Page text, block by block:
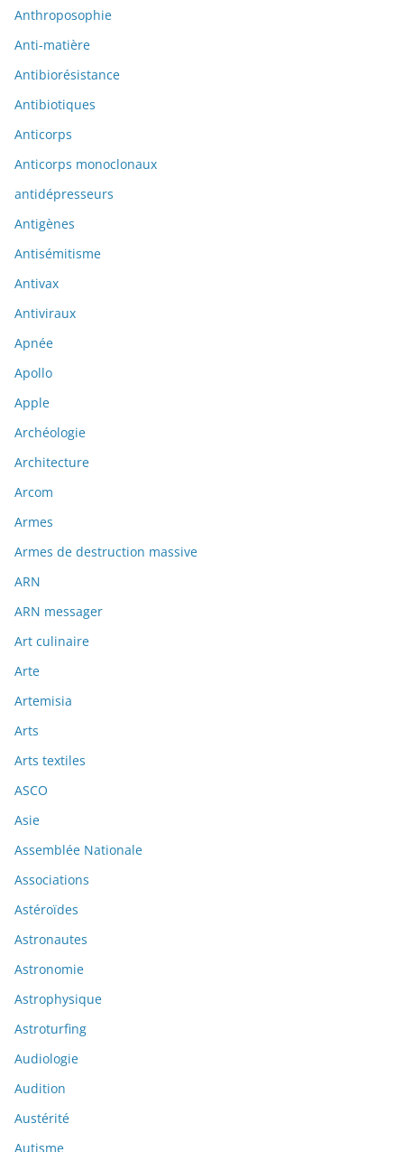
Anthroposophie
Anti-matière
Antibiorésistance
Antibiotiques
Anticorps
Anticorps monoclonaux
antidépresseurs
Antigènes
Antisémitisme
Antivax
Antiviraux
Apnée
Apollo
Apple
Archéologie
Architecture
Arcom
Armes
Armes de destruction massive
ARN
ARN messager
Art culinaire
Arte
Artemisia
Arts
Arts textiles
ASCO
Asie
Assemblée Nationale
Associations
Astéroïdes
Astronautes
Astronomie
Astrophysique
Astroturfing
Audiologie
Audition
Austérité
Autisme